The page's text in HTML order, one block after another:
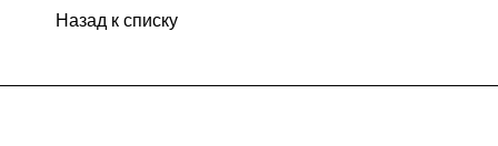
Назад к списку